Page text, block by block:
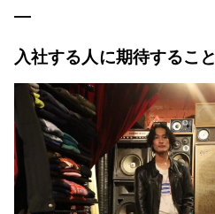
入社する人に期待すること